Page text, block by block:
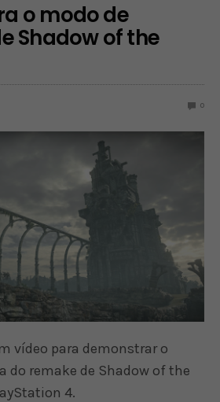
o modo de
Shadow of the
0
vídeo para demonstrar o
do remake de Shadow of the
4.